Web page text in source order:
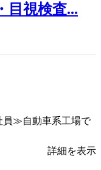
目視検査...
員≫自動車系工場で
詳細を表示